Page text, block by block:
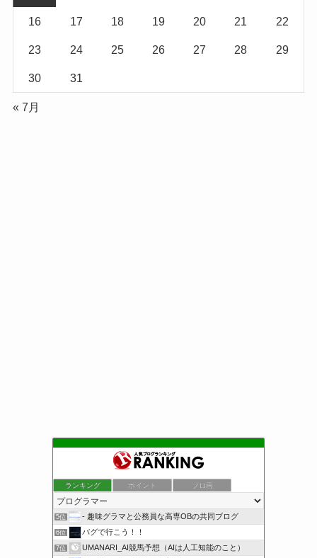
16 17 18 19 20 21 22
23 24 25 26 27 28 29
30 31
« 7月
ランキング ポイント ブロ画
5位 - 趣味グラマと公務員な高専OBの共同ブログ
6位 バグで行こう！！
7位 UMANARI_AI競馬予想（AIは人工知能のこと）